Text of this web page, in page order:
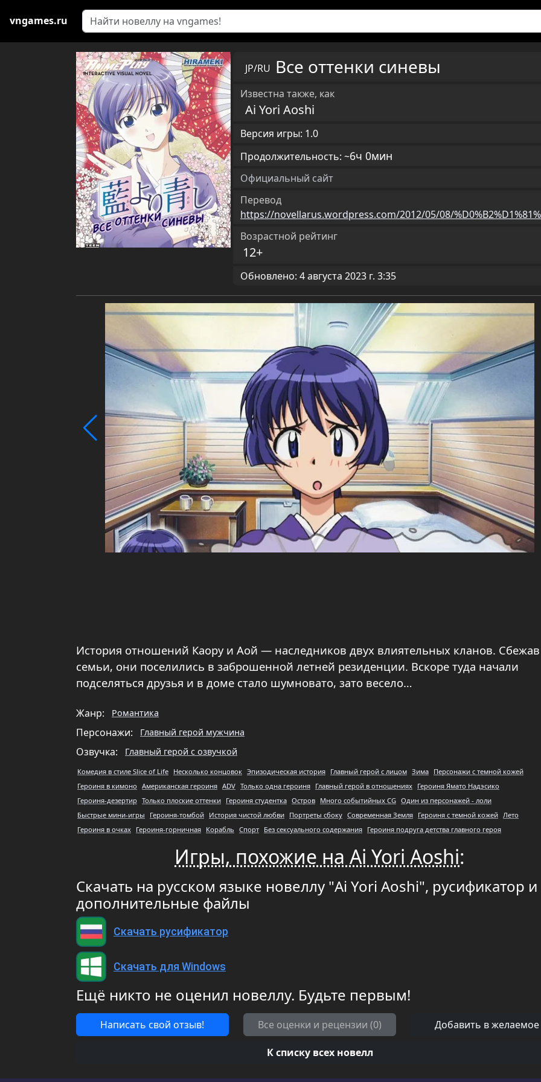
vngames.ru
JP/RU Все оттенки синевы
Известна также, как
Ai Yori Aoshi
Версия игры: 1.0
Продолжительность: ~6ч 0мин
Официальный сайт
Перевод
https://novellarus.wordpress.com/2012/05/08/
Возрастной рейтинг
12+
Обновлено: 4 августа 2023 г. 3:35
История отношений Каору и Аой — наследников двух влиятельных кланов.
семьи, они поселились в заброшенной летней резиденции. Вскоре туда начали
подселяться друзья и в доме стало шумновато, зато весело…
Жанр: Романтика
Персонажи: Главный герой мужчина
Озвучка: Главный герой с озвучкой
Комедия в стиле Slice of Life Несколько концовок Эпизодическая история Главный герой с лицом Зима Персонажи с темной кожей
Героиня в кимоно Американская героиня ADV Только одна героиня Главный герой в отношениях Героиня Ямато Надэсико
Героиня-дезертир Только плоские оттенки Героиня студентка Остров Много событийных CG Один из персонажей - лоли
Быстрые мини-игры
Героиня-томбой История чистой любви Портреты сбоку Современная Земля Героиня с темной кожей Лето
Героиня в очках Героиня-горничная Корабль Спорт Без сексуального содержания Героиня подруга детства главного героя
Игры, похожие на Ai Yori Aoshi:
Скачать на русском языке новеллу "Ai Yori Aoshi", русификатор и
дополнительные файлы
Скачать русификатор
Скачать для Windows
Ещё никто не оценил новеллу. Будьте первым!
Написать свой отзыв! Все оценки и рецензии (0) Добавить в желаемое
К списку всех новелл